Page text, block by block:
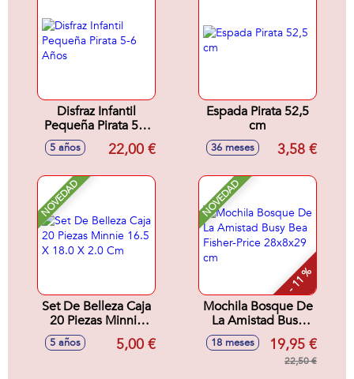
Disfraz Infantil
Pequeña Pirata 5-6
Años
5 años 22,00 €
Espada Pirata 52,5
cm
36 meses 3,58 €
NOVEDAD
Set De Belleza Caja
20 Piezas Minnie
16.5 X 18.0 X 2.0
5 años 5,00 €
NOVEDAD
- 11 %
Mochila Bosque De
La Amistad Busy
Bea Fisher-Price
28x8x29 cm
18 meses 19,95 €
22,50 €